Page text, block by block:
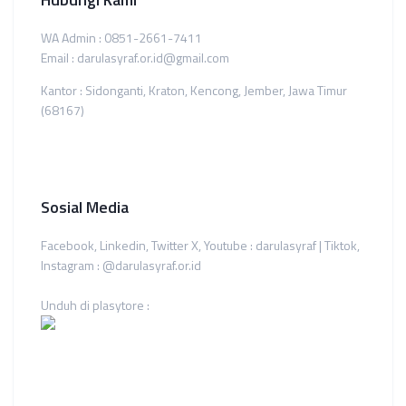
WA Admin : 0851-2661-7411
Email : darulasyraf.or.id@gmail.com
Kantor : Sidonganti, Kraton, Kencong, Jember, Jawa Timur
(68167)
Sosial Media
Facebook, Linkedin, Twitter X, Youtube : darulasyraf | Tiktok,
Instagram : @darulasyraf.or.id
Unduh di plasytore :